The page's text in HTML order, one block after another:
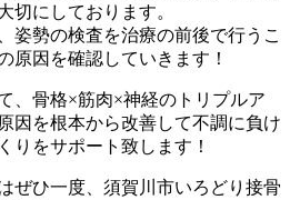
切にしております。
姿勢の検査を治療の前後で行うこ
原因を確認していきます！
、骨格×筋肉×神経のトリプルア
因を根本から改善して不調に負け
りをサポート致します！
ぜひ一度、須賀川市いろどり接骨